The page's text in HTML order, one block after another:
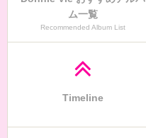
ム一覧
Recommended Album List
Timeline